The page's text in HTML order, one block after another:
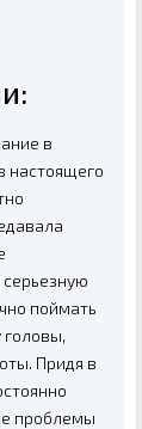
в
настоящего
поймать
Придя в
проблемы